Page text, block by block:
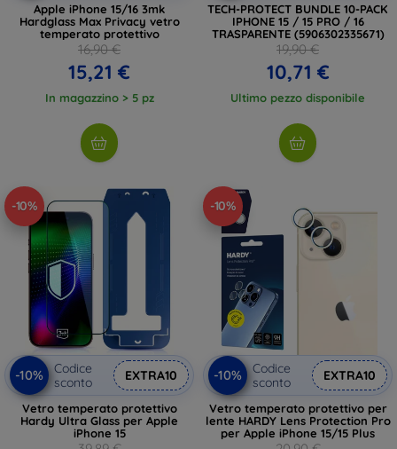
Apple iPhone 15/16 3mk
Hardglass Max Privacy vetro
temperato protettivo
16,90 €
15,21 €
In magazzino > 5 pz
TECH-PROTECT BUNDLE 10-PACK
IPHONE 15 / 15 PRO / 16
TRASPARENTE (5906302335671)
19,90 €
10,71 €
Ultimo pezzo disponibile
-10%
-10%
Codice
sconto
EXTRA10
Vetro temperato protettivo
Hardy Ultra Glass per Apple
iPhone 15
-10%
-10%
Codice
sconto
EXTRA10
Vetro temperato protettivo per
lente HARDY Lens Protection Pro
per Apple iPhone 15/15 Plus